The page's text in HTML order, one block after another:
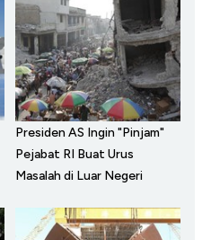
Presiden AS Ingin "Pinjam"
Pejabat RI Buat Urus
Masalah di Luar Negeri